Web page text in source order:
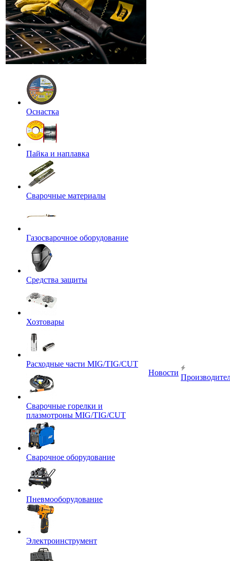
Оснастка
Пайка и наплавка
Сварочные материалы
Газосварочное оборудование
Средства защиты
Хозтовары
Расходные части MIG/TIG/CUT
Сварочные горелки и
плазмотроны MIG/TIG/CUT
Сварочное оборудование
Пневмооборудование
Электроинструмент
Новости